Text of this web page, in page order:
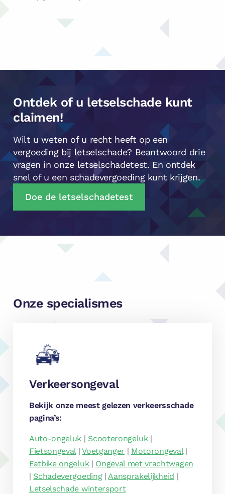
Ontdek of u letselschade kunt
claimen!
Wilt u weten of u recht heeft op een
vergoeding bij letselschade? Beantwoord drie
vragen in onze letselschadetest. En ontdek
snel of u een schadevergoeding kunt krijgen.
Doe de letselschadetest
Onze specialismes
Verkeersongeval
Bekijk onze meest gelezen verkeersschade
pagina’s:
Auto-ongeluk | Scooterongeluk|
Fietsongeval|Voetganger | Motorongeval|
Fatbike ongeluk| Ongeval met vrachtwagen
| Schadevergoeding|Aansprakelijkheid |
Letselschade wintersport